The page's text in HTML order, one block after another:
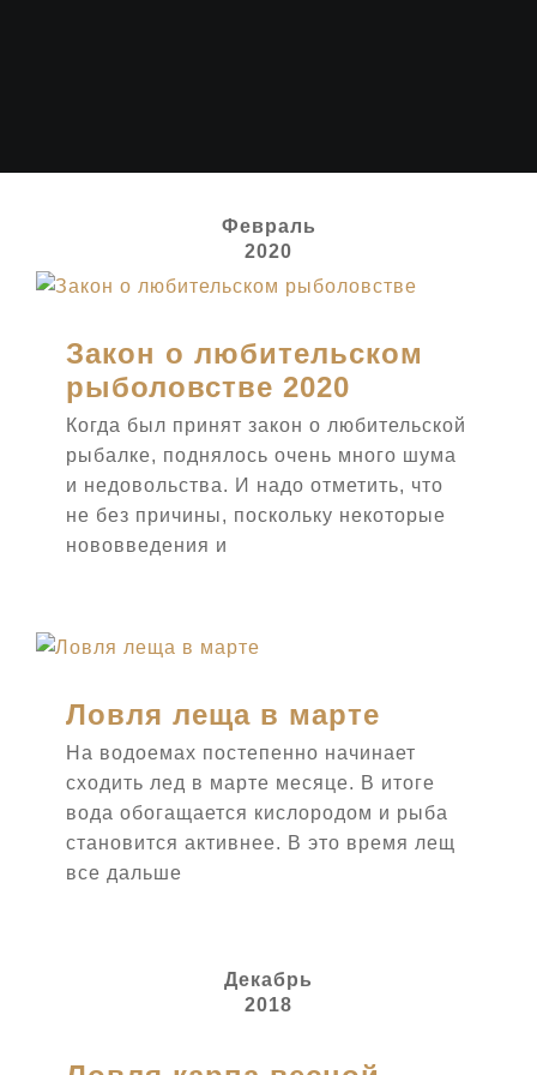
Февраль
2020
Закон о любительском
рыболовстве 2020
Когда был принят закон о любительской
рыбалке, поднялось очень много шума
и недовольства. И надо отметить, что
не без причины, поскольку некоторые
нововведения и
Ловля леща в марте
На водоемах постепенно начинает
сходить лед в марте месяце. В итоге
вода обогащается кислородом и рыба
становится активнее. В это время лещ
все дальше
Декабрь
2018
ОТКРЫТЬ КАТАЛОГ
Лодки Муссон — сайт производителя
г. Уфа, ул. Фронтовых бригад, 6 +7 (960) 397-
56-75; +7 (963) 909-44-51 musson02@mail.ru
ПОДПИСЫВАЙТЕСЬ
ОТЗЫВЫ ВЛАДЕЛЬЦЕВ